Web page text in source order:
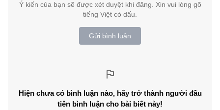
Ý kiến của bạn sẽ được xét duyệt khi đăng. Xin vui lòng gõ
tiếng Việt có dấu.
Gửi bình luận
Hiện chưa có bình luận nào, hãy trở thành người đầu
tiên bình luận cho bài biết này!